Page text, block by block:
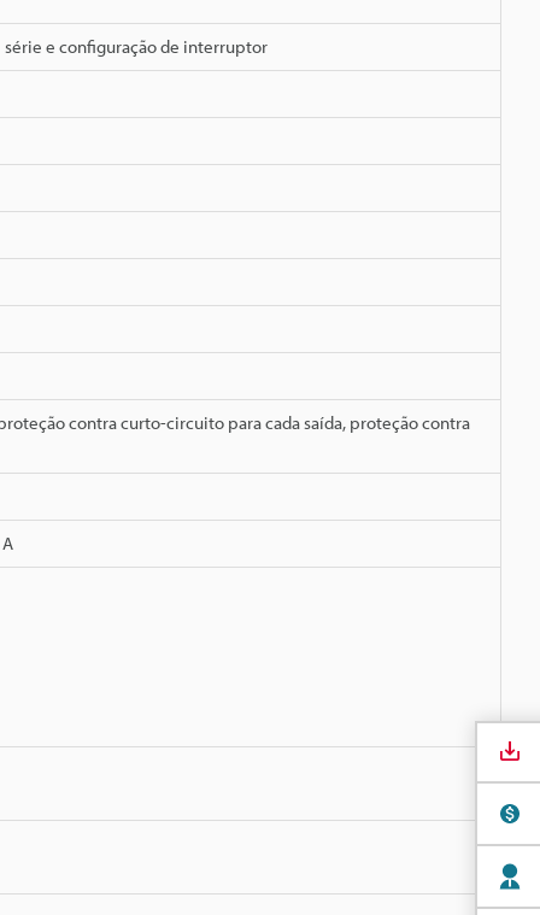
e configuração de interruptor
contra curto-circuito para cada saída, proteção contra